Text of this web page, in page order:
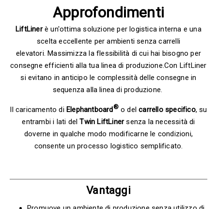
Approfondimenti
LiftLinerè un'ottima soluzione per logistica interna e una
scelta eccellente per ambienti senza carrelli
elevatori. Massimizza la flessibilità di cui hai bisogno per
consegne efficienti alla tua linea di produzione.Con LiftLiner
si evitano in anticipo le complessità delle consegne in
sequenza alla linea di produzione.
Il caricamento di Elephantboard®o delcarrello specifico, su
entrambi i lati delTwin LiftLinersenza la necessità di
doverne in qualche modo modificarne le condizioni,
consente un processo logistico semplificato.
Vantaggi